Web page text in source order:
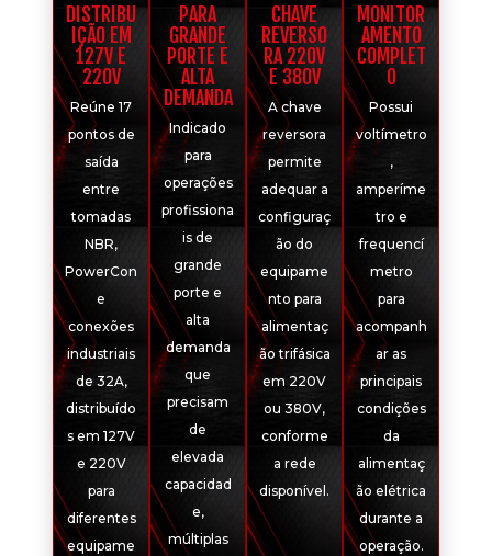
DISTRIBU
IÇÃO EM
127V E
220V
Reúne 17
pontos de
saída
entre
tomadas
NBR,
PowerCon
e
conexões
industriais
de 32A,
distribuído
s em 127V
e 220V
para
diferentes
equipame
PARA
GRANDE
PORTE E
ALTA
DEMANDA
Indicado
para
operações
profissiona
is de
grande
porte e
alta
demanda
que
precisam
de
elevada
capacidad
e,
múltiplas
CHAVE
REVERSO
RA 220V
E 380V
A chave
reversora
permite
adequar a
configuraç
ão do
equipame
nto para
alimentaç
ão trifásica
em 220V
ou 380V,
conforme
a rede
disponível.
MONITOR
AMENTO
COMPLET
O
Possui
voltímetro
,
amperíme
tro e
frequencí
metro
para
acompanh
ar as
principais
condições
da
alimentaç
ão elétrica
durante a
operação.